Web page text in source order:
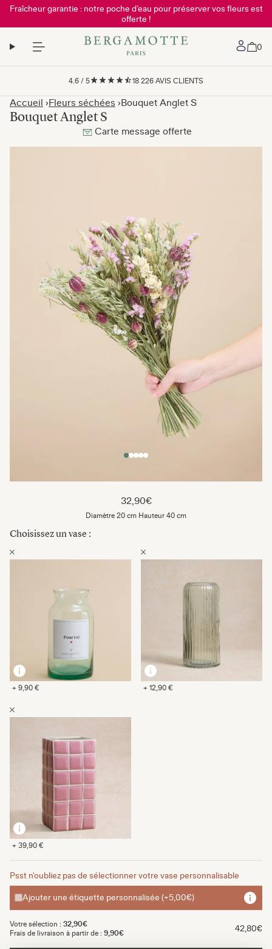
Fraîcheur garantie : notre poche d’eau pour préserver vos fleurs est
offerte !
Mon
0
4.6 / 5 18 226 AVIS CLIENTS
Accueil Fleurs séchées Bouquet Anglet S
Bouquet Anglet S
Carte message offerte
32,90€
Diamètre 20 cm Hauteur 40 cm
Choisissez un vase :
+ 9,90 € + 12,90 €
+ 39,90 €
Psst n'oubliez pas de sélectionner votre vase personnalisable
Ajouter une étiquette personnalisée (+5,00€)
Votre sélection : 32,90€
Frais de livraison à partir de : 9,90€
42,80€